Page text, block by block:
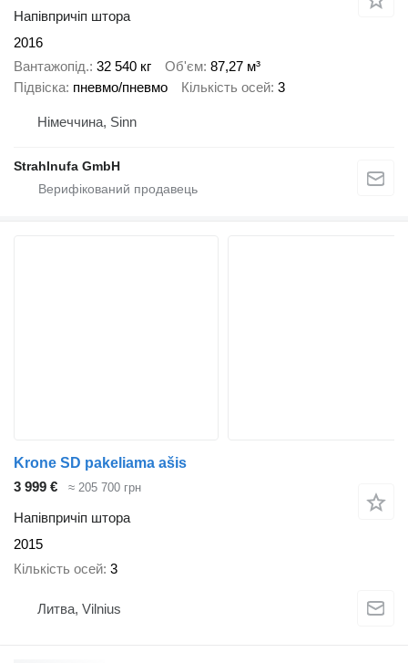
Напівпричіп штора
2016
Вантажопід. 32 540 кг Об'єм 87,27 м³
Підвіска пневмо/пневмо Кількість осей 3
Німеччина, Sinn
Strahlnufa GmbH
Krone SD pakeliama ašis
3 999 €
≈ 205 700 грн
Напівпричіп штора
2015
Кількість осей 3
Литва, Vilnius